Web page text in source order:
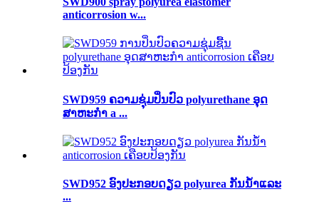
anticorrosion w...
SWD959 ຄວາມຊຸ່ມປິ່ນປົວ polyurethane ອຸດ
ສາຫະກໍາ a ...
SWD952 ອົງປະກອບດຽວ polyurea ກັນນ້ໍາແລະ
...